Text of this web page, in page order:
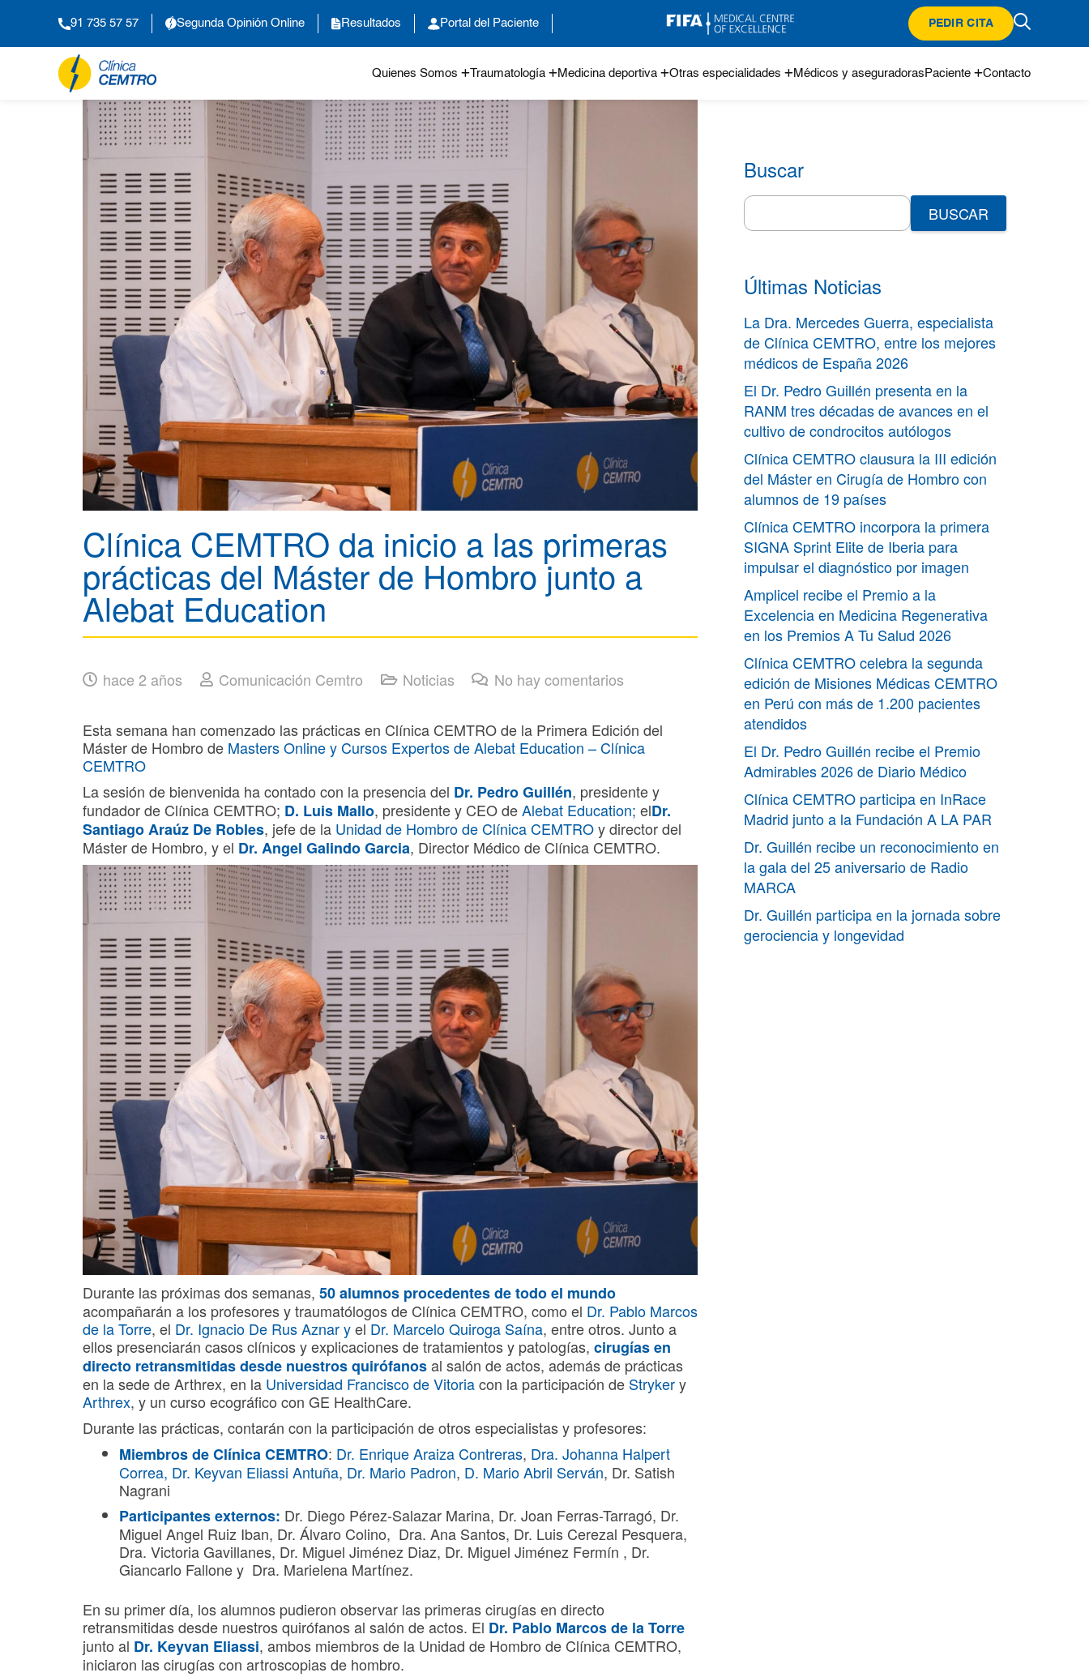
91 735 57 57 Segunda Opinión Online Resultados Portal del Paciente PEDIR CITA
Quienes Somos Traumatología Medicina deportiva Otras especialidades Médicos y aseguradoras Paciente Contacto
Clínica CEMTRO da inicio a las primeras
prácticas del Máster de Hombro junto a
Alebat Education
hace 2 años Comunicación Cemtro Noticias No hay comentarios
Esta semana han comenzado las prácticas en Clínica CEMTRO de la Primera Edición del
Máster de Hombro de Masters Online y Cursos Expertos de Alebat Education – Clínica
CEMTRO
La sesión de bienvenida ha contado con la presencia del Dr. Pedro Guillén, presidente y
fundador de Clínica CEMTRO; D. Luis Mallo, presidente y CEO deAlebat Education; elDr.
Santiago Araúz De Robles, jefe de la Unidad de Hombro de Clínica CEMTROy director del
Máster de Hombro, y el Dr. Angel Galindo Garcia, Director Médico de Clínica CEMTRO.
Durante las próximas dos semanas, 50 alumnos procedentes de todo el mundo
acompañarán a los profesores y traumatólogos de Clínica CEMTRO, como el Dr. Pablo Marcos
de la Torre, el Dr. Ignacio De Rus Aznar yel Dr. Marcelo Quiroga Saína, entre otros. Junto a
ellos presenciarán casos clínicos y explicaciones de tratamientos y patologías, cirugías en
directo retransmitidas desde nuestros quirófanosal salón de actos, además de prácticas
en la sede de Arthrex, en la Universidad Francisco de Vitoriacon la participación de Strykery
Arthrex, y un curso ecográfico con GE HealthCare.
Durante las prácticas, contarán con la participación de otros especialistas y profesores:
Miembros de Clínica CEMTRO: Dr. Enrique Araiza Contreras, Dra. Johanna Halpert
Correa, Dr. Keyvan Eliassi Antuña, Dr. Mario Padron, D. Mario Abril Serván, Dr. Satish
Nagrani
Participantes externos: Dr. Diego Pérez-Salazar Marina, Dr. Joan Ferras-Tarragó, Dr.
Miguel Angel Ruiz Iban, Dr. Álvaro Colino, Dra. Ana Santos, Dr. Luis Cerezal Pesquera,
Dra. Victoria Gavillanes, Dr. Miguel Jiménez Diaz, Dr. Miguel Jiménez Fermín , Dr.
Giancarlo Fallone y Dra. Marielena Martínez.
En su primer día, los alumnos pudieron observar las primeras cirugías en directo
retransmitidas desde nuestros quirófanos al salón de actos. El Dr. Pablo Marcos de la Torre
junto al Dr. Keyvan Eliassi, ambos miembros de la Unidad de Hombro de Clínica CEMTRO,
iniciaron las cirugías con artroscopias de hombro.
Buscar
Search
for:
Últimas Noticias
La Dra. Mercedes Guerra, especialista
de Clínica CEMTRO, entre los mejores
médicos de España 2026
El Dr. Pedro Guillén presenta en la
RANM tres décadas de avances en el
cultivo de condrocitos autólogos
Clínica CEMTRO clausura la III edición
del Máster en Cirugía de Hombro con
alumnos de 19 países
Clínica CEMTRO incorpora la primera
SIGNA Sprint Elite de Iberia para
impulsar el diagnóstico por imagen
Amplicel recibe el Premio a la
Excelencia en Medicina Regenerativa
en los Premios A Tu Salud 2026
Clínica CEMTRO celebra la segunda
edición de Misiones Médicas CEMTRO
en Perú con más de 1.200 pacientes
atendidos
El Dr. Pedro Guillén recibe el Premio
Admirables 2026 de Diario Médico
Clínica CEMTRO participa en InRace
Madrid junto a la Fundación A LA PAR
Dr. Guillén recibe un reconocimiento en
la gala del 25 aniversario de Radio
MARCA
Dr. Guillén participa en la jornada sobre
gerociencia y longevidad